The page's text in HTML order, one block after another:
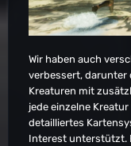
Wir haben auch
verbessert, darunter
Kreaturen mit
jede einzelne
detailliertes
Interest unterstützt.